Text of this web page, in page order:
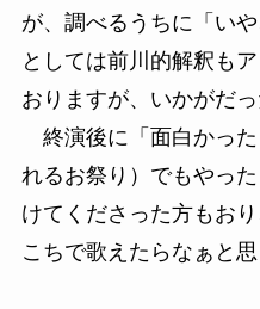
が、調べるうちに「い
としては前川的解釈も
おりますが、いかがだ
終演後に「面白かっ
れるお祭り）でもやっ
けてくださった方もお
こちで歌えたらなぁと